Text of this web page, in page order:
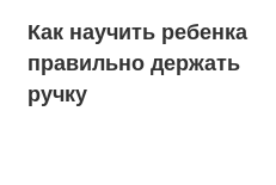
Как научить ребенка
правильно держать
ручку